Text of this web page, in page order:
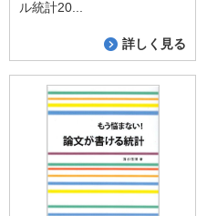
ル統計20...
詳しく見る